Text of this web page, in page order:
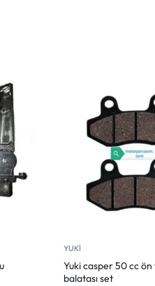
YUKİ
Yuki casper 50 cc
balatası set